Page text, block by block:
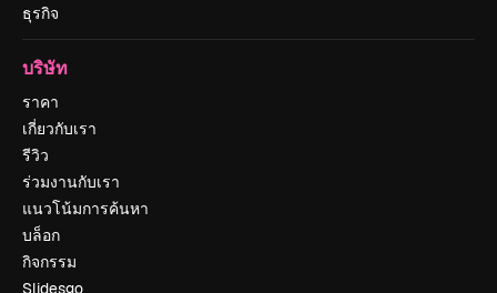
ธุรกิจ
บริษัท
ราคา
เกี่ยวกับเรา
รีวิว
ร่วมงานกับเรา
แนวโน้มการค้นหา
บล็อก
กิจกรรม
Slidesgo